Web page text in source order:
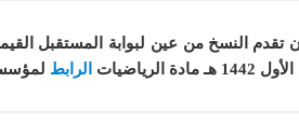
تقدم النسخ من عين لبوابة المستقبل
هـ
مادة الرياضيات الرابط